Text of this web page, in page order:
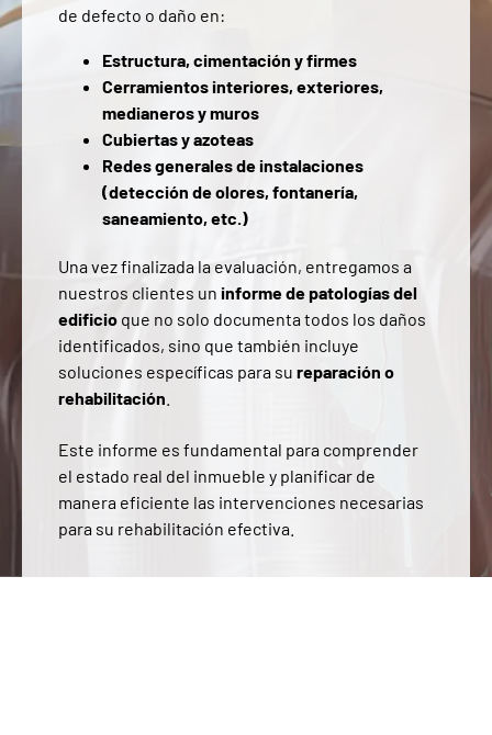
de defecto o daño en:
Estructura, cimentación y firmes
Cerramientos interiores, exteriores,
medianeros y muros
Cubiertas y azoteas
Redes generales de instalaciones
(detección de olores, fontanería,
saneamiento, etc.)
Una vez finalizada la evaluación, entregamos a
nuestros clientes un informe de patologíasdel
edificio que no solo documenta todos los daños
identificados, sino que también incluye
soluciones específicas para su reparación o
rehabilitación
Este informe es fundamental para comprender
el estado real del inmueble y planificar de
manera eficiente las intervenciones necesarias
para su rehabilitación efectiva.